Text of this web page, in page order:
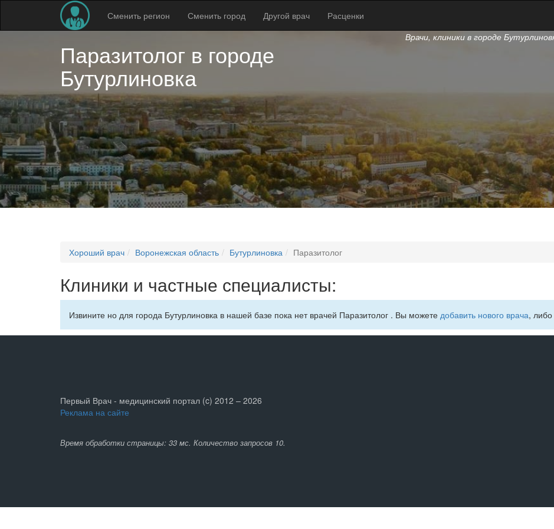
Сменить регион Сменить город Другой врач Расценки
Паразитолог в городе
Бутурлиновка
Врачи, клиники в городе
Хороший врач Воронежская область Бутурлиновка Паразитолог
Клиники и частные специалисты:
Извините но для города Бутурлиновка в нашей базе пока нет врачей Паразитолог . Вы можете добавить нового врача, либо
Первый Врач - медицинский портал (c) 2012 – 2026
Реклама на сайте
Время обработки страницы: 33 мс. Количество запросов 10.